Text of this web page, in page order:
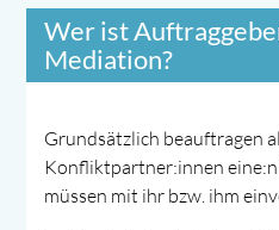
Wer ist
Mediation?
Grundsätzlich beauftragen
Konfliktpartner:innen
müssen mit ihr bzw. ihm